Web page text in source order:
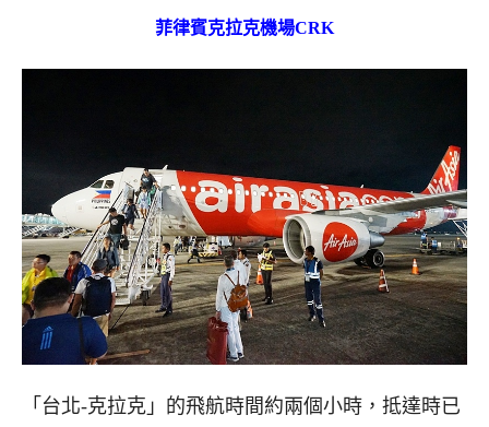
菲律賓克拉克機場CRK
「台北-克拉克」的飛航時間約兩個小時，抵達時已